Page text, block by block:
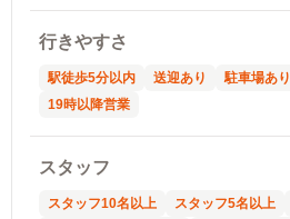
行きやすさ
駅徒歩5分以内 送迎あり 駐車場あり
19時以降営業
スタッフ
スタッフ10名以上 スタッフ5名以上